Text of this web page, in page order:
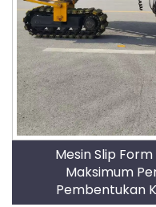
Mesin Slip
Maksimum
Pembentukan